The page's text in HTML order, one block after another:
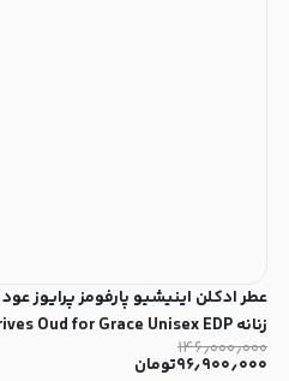
عطر ادکلن اینیشیو پارفومز پرایوز
زنانه Initio Parfums Prives Oud for Grace Unisex EDP
۱۴۶٫۰۰۰٫۰۰۰
۹۶٫۹۰۰٫۰۰۰تومان